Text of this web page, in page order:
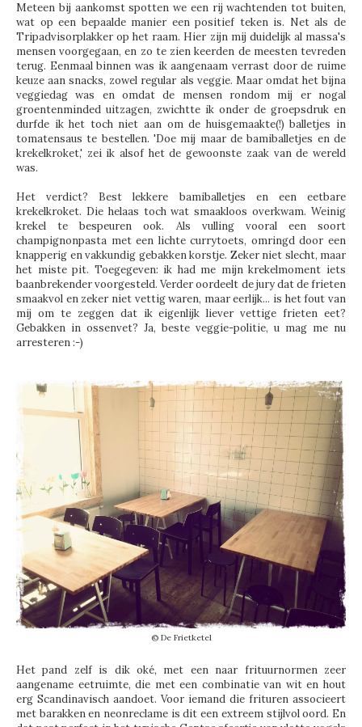
Meteen bij aankomst spotten we een rij wachtenden tot buiten,
wat op een bepaalde manier een positief teken is. Net als de
Tripadvisorplakker op het raam. Hier zijn mij duidelijk al massa's
mensen voorgegaan, en zo te zien keerden de meesten tevreden
terug. Eenmaal binnen was ik aangenaam verrast door de ruime
keuze aan snacks, zowel regular als veggie. Maar omdat het bijna
veggiedag was en omdat de mensen rondom mij er nogal
groentenminded uitzagen, zwichtte ik onder de groepsdruk en
durfde ik het toch niet aan om de huisgemaakte(!) balletjes in
tomatensaus te bestellen. 'Doe mij maar de bamiballetjes en de
krekelkroket,' zei ik alsof het de gewoonste zaak van de wereld
was.
Het verdict? Best lekkere bamiballetjes en een eetbare
krekelkroket. Die helaas toch wat smaakloos overkwam. Weinig
krekel te bespeuren ook. Als vulling vooral een soort
champignonpasta met een lichte currytoets, omringd door een
knapperig en vakkundig gebakken korstje. Zeker niet slecht, maar
het miste pit. Toegegeven: ik had me mijn krekelmoment iets
baanbrekender voorgesteld. Verder oordeelt de jury dat de frieten
smaakvol en zeker niet vettig waren, maar eerlijk... is het fout van
mij om te zeggen dat ik eigenlijk liever vettige frieten eet?
Gebakken in ossenvet? Ja, beste veggie-politie, u mag me nu
arresteren :-)
© De Frietketel
Het pand zelf is dik oké, met een naar frituurnormen zeer
aangename eetruimte, die met een combinatie van wit en hout
erg Scandinavisch aandoet. Voor iemand die frituren associeert
met barakken en neonreclame is dit een extreem stijlvol oord. En